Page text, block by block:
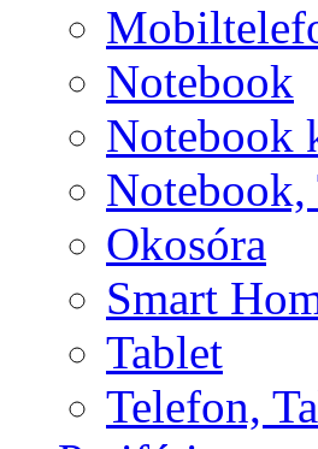
Notebook
Notebook
Notebook,
Okosóra
Smart
Tablet
Telefon,